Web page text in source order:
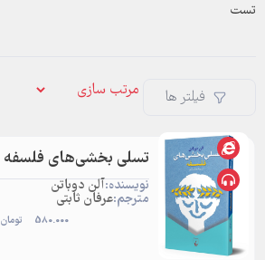
تست
فیلتر ها
تسلی بخشی‌های فلسفه
نویسنده:آلن دوباتن
مترجم:عرفان ثابتی
580.000 تومان